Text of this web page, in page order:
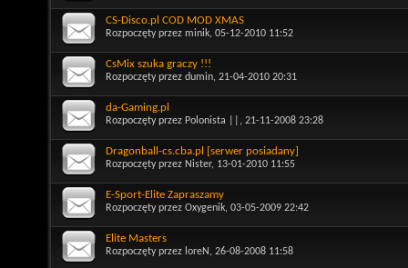
CS-Disco.pl COD MOD XMAS
Rozpoczęty przez minik, 05-12-2010 11:52
CsMix szuka graczy !!!
Rozpoczęty przez dumin, 21-04-2010 20:31
da-Gaming.pl
Rozpoczęty przez Polonista || , 21-11-2008 23:28
Dragonball-cs.cba.pl [serwer posiadany]
Rozpoczęty przez Nister, 13-01-2010 11:55
E-Sport-Elite Zapraszamy
Rozpoczęty przez Oxygenik, 03-05-2009 22:42
Elite Masters
Rozpoczęty przez loreN , 26-08-2008 11:58